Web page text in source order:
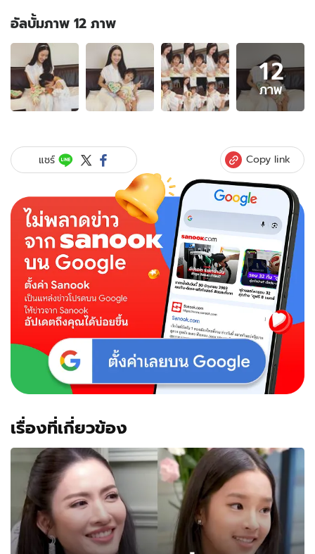
อัลบั้มภาพ 12 ภาพ
อัลบั้ม
ภาพ
ภาพ
ของ
ใหม่
ไหว้
แอฟ
งดงาม
เป็น
นางเอก
หลัง
จาก
อย่าง
12
ภาพ
แชร์ Copy link
เรื่องที่เกี่ยวข้อง